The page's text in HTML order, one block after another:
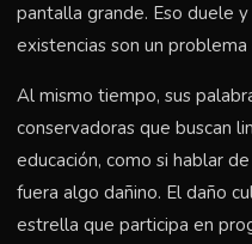
pantalla grande. Eso duele
existencias son un
Al mismo tiempo, sus
conservadoras que buscan
educación, como si hablar
fuera algo dañino. El daño
estrella que participa en